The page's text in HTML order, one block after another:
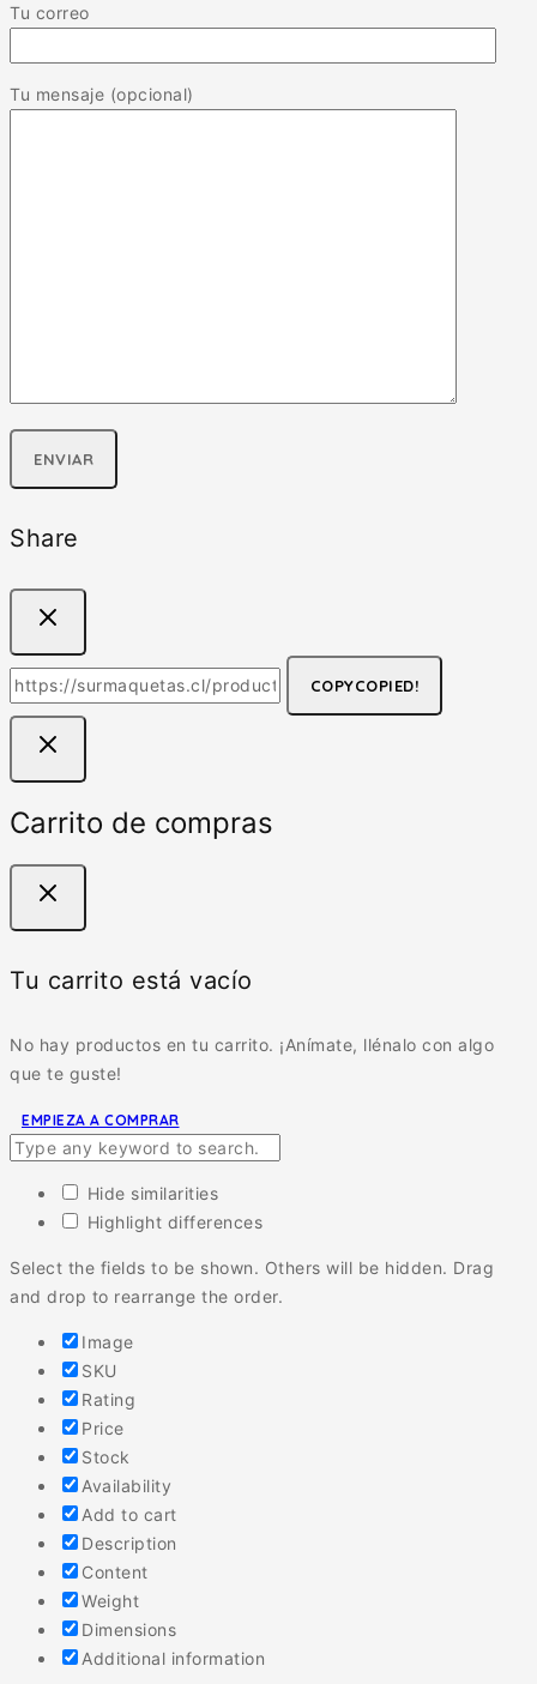
Tu correo
Tu mensaje (opcional)
Share
COPYCOPIED!
Carrito de compras
Tu carrito está vacío
No hay productos en tu carrito. ¡Anímate, llénalo con algo
que te guste!
EMPIEZA A COMPRAR
Hide similarities
Highlight differences
Select the fields to be shown. Others will be hidden. Drag
and drop to rearrange the order.
Image
SKU
Rating
Price
Stock
Availability
Add to cart
Description
Content
Weight
Dimensions
Additional information